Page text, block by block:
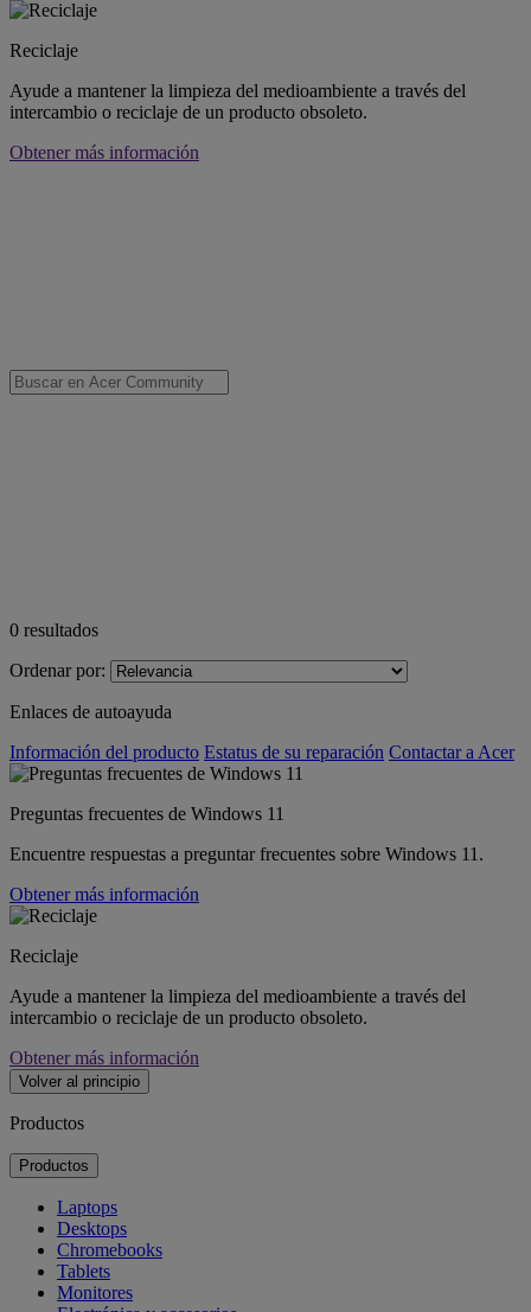
Reciclaje
Ayude a mantener la limpieza del medioambiente a través del
intercambio o reciclaje de un producto obsoleto.
Obtener más información
0 resultados
Ordenar por:
Enlaces de autoayuda
Información del producto Estatus de su reparación Contactar a Acer
Preguntas frecuentes de Windows 11
Encuentre respuestas a preguntar frecuentes sobre Windows 11.
Obtener más información
Reciclaje
Ayude a mantener la limpieza del medioambiente a través del
intercambio o reciclaje de un producto obsoleto.
Obtener más información
Volver al principio
Productos
Productos
Laptops
Desktops
Chromebooks
Tablets
Monitores